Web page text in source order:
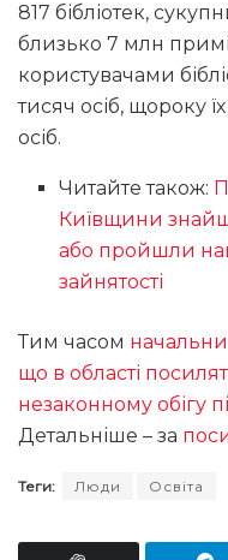
817 бібліотек,
близько 7 млн
користувачами
тисяч осіб, щороку
осіб.
Читайте також:
Київщини
або пройшли
зайнятості
Тим часом
що в області
незаконному обігу
Детальніше – за
Теги: Люди Освіта